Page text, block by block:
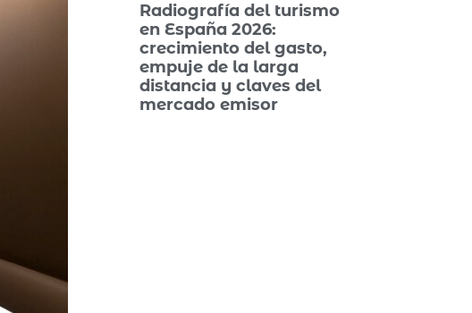
Radiografía del turismo
en España 2026:
crecimiento del gasto,
empuje de la larga
distancia y claves del
mercado emisor